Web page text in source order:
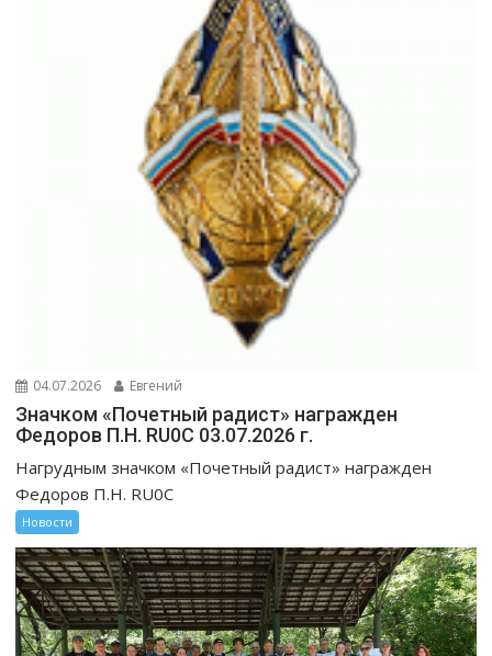
04.07.2026 Евгений
Значком «Почетный радист» награжден
Федоров П.Н. RU0C 03.07.2026 г.
Нагрудным значком «Почетный радист» награжден
Федоров П.Н. RU0C
Новости